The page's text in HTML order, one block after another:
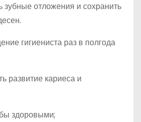
зубные отложения и сохранить
гигиениста раз в полгода
развитие кариеса и
здоровыми;